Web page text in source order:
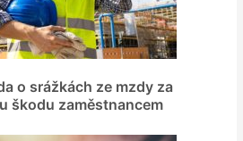
o srážkách ze mzdy za
škodu zaměstnancem